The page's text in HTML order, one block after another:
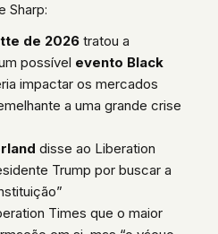
Sharp:
de 2026tratou a
possível evento Black
impactar os mercados
a uma grande crise
disse ao Liberation
Trump por buscar a
Times que o maior